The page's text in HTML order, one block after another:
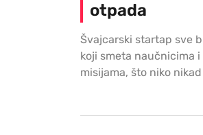
otpada
Švajcarski startap sve
koji smeta naučnicima
misijama, što niko